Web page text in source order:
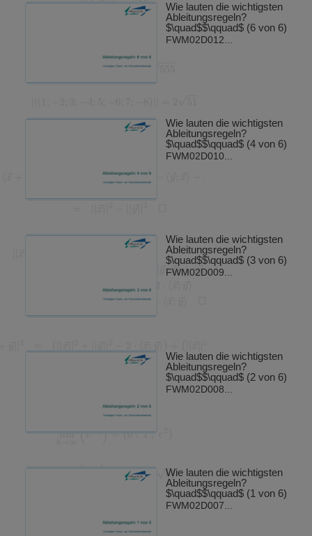
Wie lauten die wichtigsten
Ableitungsregeln?
$\quad$$\qquad$ (6 von 6)
FWM02D012...
Wie lauten die wichtigsten
Ableitungsregeln?
$\quad$$\qquad$ (4 von 6)
FWM02D010...
Wie lauten die wichtigsten
Ableitungsregeln?
$\quad$$\qquad$ (3 von 6)
FWM02D009...
Wie lauten die wichtigsten
Ableitungsregeln?
$\quad$$\qquad$ (2 von 6)
FWM02D008...
Wie lauten die wichtigsten
Ableitungsregeln?
$\quad$$\qquad$ (1 von 6)
FWM02D007...